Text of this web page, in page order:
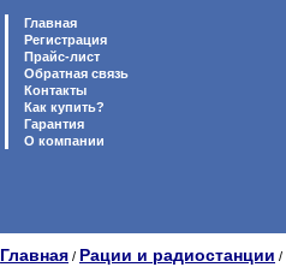
Главная
Регистрация
Прайс-лист
Обратная связь
Контакты
Как купить?
Гарантия
O компании
Главная / Рации и радиостанции /